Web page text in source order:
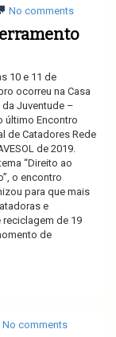
No comments
10 e 11 de
ocorreu na Casa
da Juventude –
último Encontro
de Catadores Rede
de 2019.
“Direito ao
o encontro
para que mais
e
de 19
de
No comments